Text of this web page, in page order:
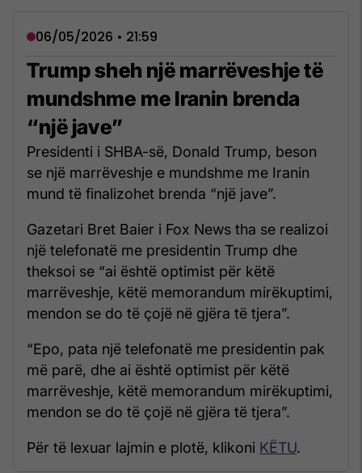
06/05/2026 • 21:59
Trump sheh një marrëveshje të
mundshme me Iranin brenda
“një jave”
Presidenti i SHBA-së, Donald Trump, beson
se një marrëveshje e mundshme me Iranin
mund të finalizohet brenda “një jave”.
Gazetari Bret Baier i Fox News tha se realizoi
një telefonatë me presidentin Trump dhe
theksoi se “ai është optimist për këtë
marrëveshje, këtë memorandum mirëkuptimi,
mendon se do të çojë në gjëra të tjera”.
“Epo, pata një telefonatë me presidentin pak
më parë, dhe ai është optimist për këtë
marrëveshje, këtë memorandum mirëkuptimi,
mendon se do të çojë në gjëra të tjera”.
Për të lexuar lajmin e plotë, klikoni KËTU.